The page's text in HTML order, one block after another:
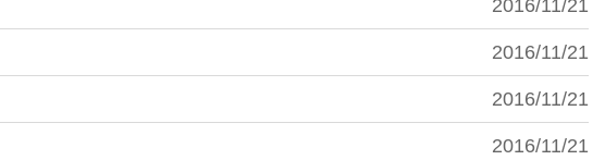
2016/11/21
2016/11/21
2016/11/21
2016/11/21